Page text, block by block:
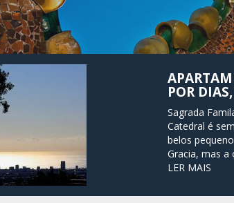
POR
Sagrada
Catedral é
belos
Gracia, mas
pequena. É a
LER MAIS